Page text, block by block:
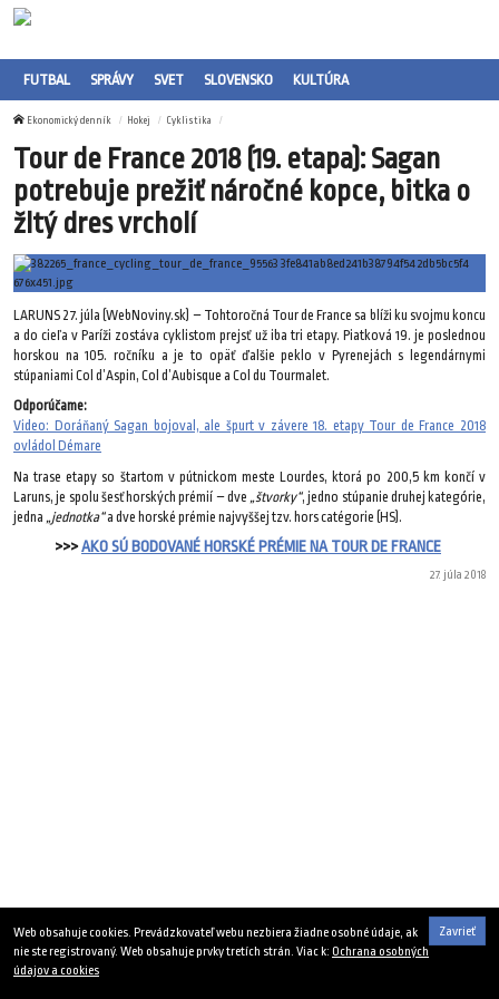
FUTBAL SPRÁVY SVET SLOVENSKO KULTÚRA
Ekonomický denník Hokej Cyklistika
Tour de France 2018 (19. etapa): Sagan
potrebuje prežiť náročné kopce, bitka o
žltý dres vrcholí
LARUNS 27. júla (WebNoviny.sk) – Tohtoročná Tour de France sa blíži ku svojmu koncu
a do cieľa v Paríži zostáva cyklistom prejsť už iba tri etapy. Piatková 19. je poslednou
horskou na 105. ročníku a je to opäť ďalšie peklo v Pyrenejách s legendárnymi
stúpaniami Col d’Aspin, Col d’Aubisque a Col du Tourmalet.
Odporúčame:
Video: Doráňaný Sagan bojoval, ale špurt v závere 18. etapy Tour de France 2018
ovládol Démare
Na trase etapy so štartom v pútnickom meste Lourdes, ktorá po 200,5 km končí v
Laruns, je spolu šesť horských prémií – dve „štvorky“, jedno stúpanie druhej kategórie,
jedna „jednotka“a dve horské prémie najvyššej tzv. hors catégorie (HS).
>>>AKO SÚ BODOVANÉ HORSKÉ PRÉMIE NA TOUR DE FRANCE
27. júla 2018
Zavrieť
Web obsahuje cookies. Prevádzkovateľ webu nezbiera žiadne osobné údaje, ak
nie ste registrovaný. Web obsahuje prvky tretích strán. Viac k: Ochrana osobných
údajov a cookies